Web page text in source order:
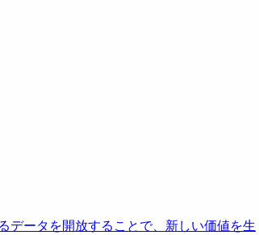
データを開放することで、新しい価値を生